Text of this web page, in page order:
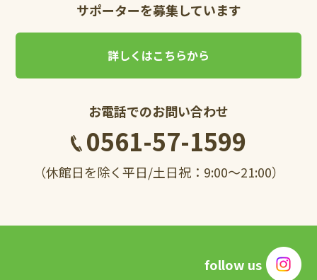
サポーターを募集しています
詳しくはこちらから
お電話でのお問い合わせ
0561-57-1599
（休館日を除く平日/土日祝：9:00～21:00）
follow us